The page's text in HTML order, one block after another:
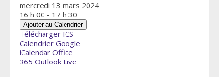
mercredi 13 mars 2024
16 h 00 - 17 h 30
Ajouter au Calendrier
Télécharger ICS
Calendrier Google
iCalendar Office
365 Outlook Live